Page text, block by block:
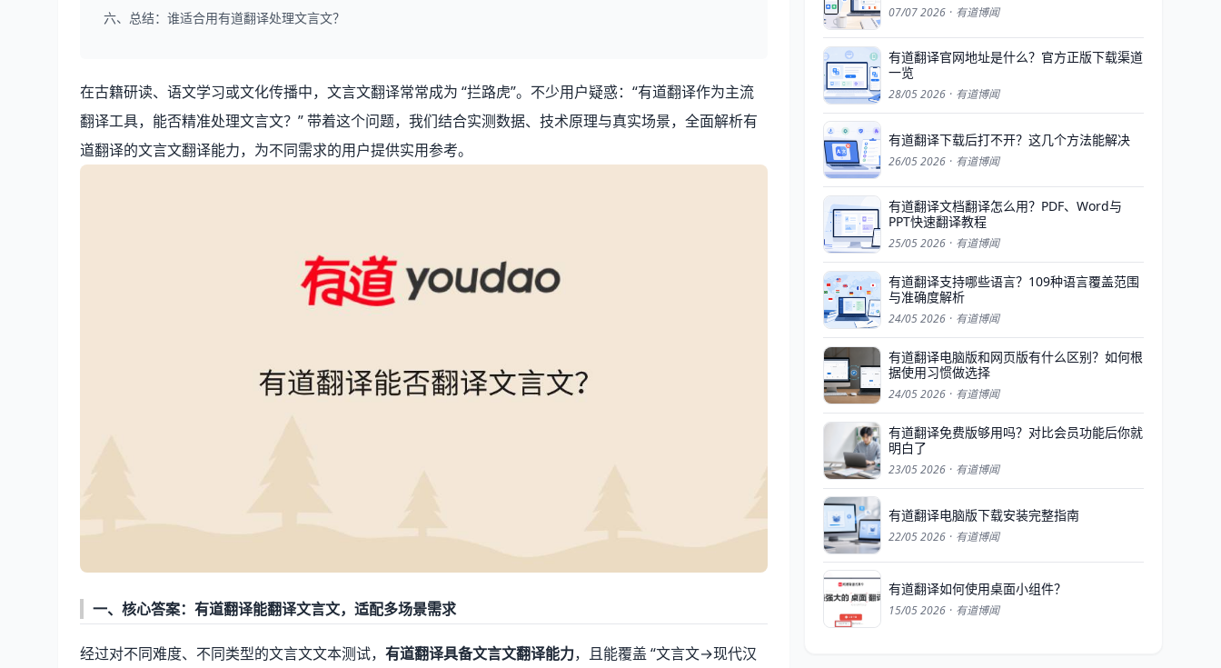
六、总结：谁适合用有道翻译处理文言文？
在古籍研读、语文学习或文化传播中，文言文翻译常常成为 “拦路虎”。不少用户疑惑：“有道翻译作为主流
翻译工具，能否精准处理文言文？” 带着这个问题，我们结合实测数据、技术原理与真实场景，全面解析有
道翻译的文言文翻译能力，为不同需求的用户提供实用参考。
一、核心答案：有道翻译能翻译文言文，适配多场景需求
经过对不同难度、不同类型的文言文文本测试， 有道翻译具备文言文翻译能力，且能覆盖 “文言文→现代汉
07/07 2026 · 有道博闻
有道翻译官网地址是什么？官方正版下载渠道
一览
28/05 2026 · 有道博闻
有道翻译下载后打不开？这几个方法能解决
26/05 2026 · 有道博闻
有道翻译文档翻译怎么用？PDF、Word与
PPT快速翻译教程
25/05 2026 · 有道博闻
有道翻译支持哪些语言？109种语言覆盖范围
与准确度解析
24/05 2026 · 有道博闻
有道翻译电脑版和网页版有什么区别？如何根
据使用习惯做选择
24/05 2026 · 有道博闻
有道翻译免费版够用吗？对比会员功能后你就
明白了
23/05 2026 · 有道博闻
有道翻译电脑版下载安装完整指南
22/05 2026 · 有道博闻
有道翻译如何使用桌面小组件？
15/05 2026 · 有道博闻